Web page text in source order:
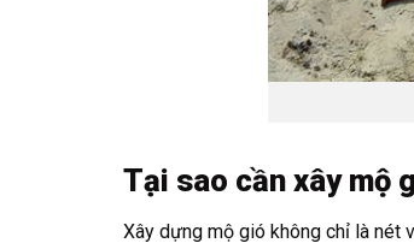
Tại sao cần xây mộ
Xây dựng mộ gió không chỉ là nét